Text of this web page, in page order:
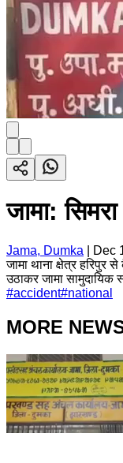
जामा:
Jama, Dumka
Dec
जामा थाना क्षेत्र
उठाकर जामा सामुदायिक
#accident#national
MORE